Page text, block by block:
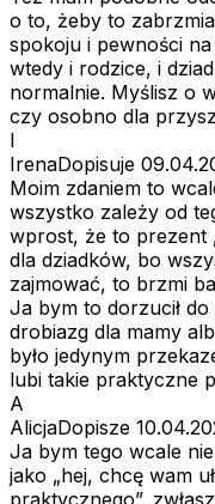
o to, żeby to
spokoju i pewności
wtedy i rodzice, i
normalnie. Myślisz o
czy osobno dla
I
IrenaDopisuje
Moim zdaniem to
wszystko zależy od
wprost, że to prezent
dla dziadków, bo
zajmować, to brzmi
Ja bym to dorzucił do
drobiazg dla mamy
było jedynym
lubi takie praktyczne
A
AlicjaDopisze
Ja bym tego wcale
jako „hej, chcę wam
praktycznego”,